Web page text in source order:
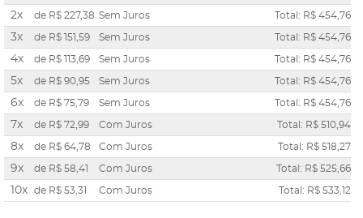
2x de R$ 227,38 Sem Juros Total: R$ 454,76
3x de R$ 151,59 Sem Juros Total: R$ 454,76
4x de R$ 113,69 Sem Juros Total: R$ 454,76
5x de R$ 90,95 Sem Juros Total: R$ 454,76
6x de R$ 75,79 Sem Juros Total: R$ 454,76
7x de R$ 72,99 Com Juros Total: R$ 510,94
8x de R$ 64,78 Com Juros Total: R$ 518,27
9x de R$ 58,41 Com Juros Total: R$ 525,66
10x de R$ 53,31 Com Juros Total: R$ 533,12